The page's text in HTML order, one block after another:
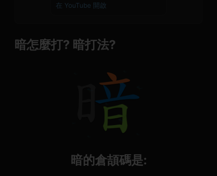
在 YouTube 開啟
暗怎麼打? 暗打法?
暗的倉頡碼是: